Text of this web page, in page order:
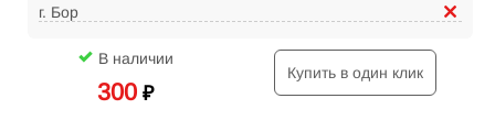
г. Бор
В наличии
300 ₽
Купить в один клик